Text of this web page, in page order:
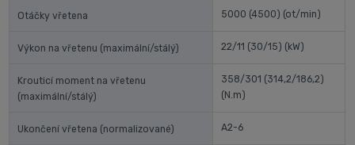
Otáčky vřetena 5000 (4500) (ot/min)
Výkon na vřetenu (maximální/stálý) 22/11 (30/15) (kW)
Krouticí moment na vřetenu
(maximální/stálý)
358/301 (314,2/186,2)
(N.m)
Ukončení vřetena (normalizované) A2-6